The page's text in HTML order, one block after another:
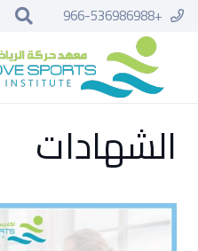
+966-536986988
الشهادات